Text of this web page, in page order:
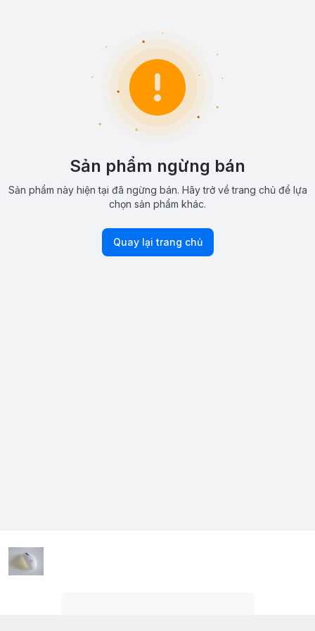
Sản phẩm ngừng bán
Sản phẩm này hiện tại đã ngừng bán. Hãy trở về trang chủ để lựa
chọn sản phẩm khác.
Quay lại trang chủ